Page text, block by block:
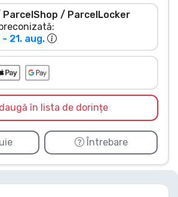
ParcelShop / ParcelLocker
- 21. aug.
în lista de dorințe
Întrebare